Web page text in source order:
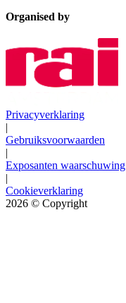
Organised by
Privacyverklaring
|
Gebruiksvoorwaarden
|
Exposanten waarschuwing
|
Cookieverklaring
2026 © Copyright